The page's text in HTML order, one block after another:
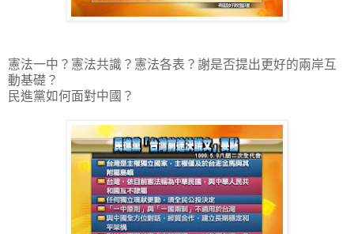
憲法一中？憲法共識？憲法各表？謝是否提出更好的兩岸互
動基礎？
民進黨如何面對中國？